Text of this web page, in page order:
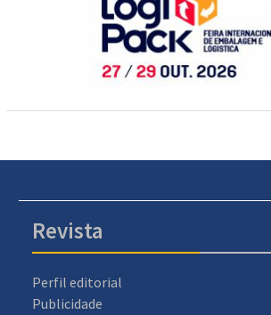
Revista
Perfil editorial
Publicidade